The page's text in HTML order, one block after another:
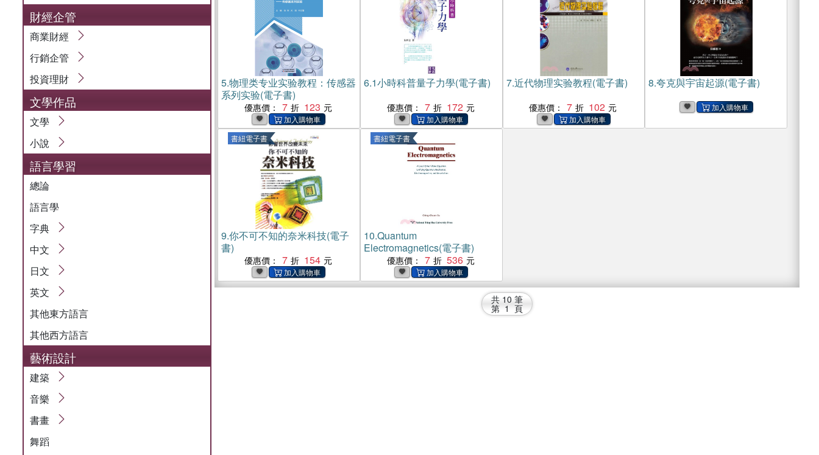
財經企管
商業財經
行銷企管
投資理財
文學作品
文學
小說
語言學習
總論
語言學
字典
中文
日文
英文
其他東方語言
其他西方語言
藝術設計
建築
音樂
書畫
舞蹈
5.物理类专业实验教程：传感器
系列实验(電子書)
優惠價： 7 123
6.1小時科普量子力學(電子書)
優惠價： 7 172
7.近代物理实验教程(電子書)
優惠價： 7 102
8.夸克與宇宙起源(電子書)
書紐電子書
9.你不可不知的奈米科技(電子
書)
優惠價： 7 154
書紐電子書
10.Quantum
Electromagnetics(電子書)
優惠價： 7 536
共 10 筆
第 1 頁